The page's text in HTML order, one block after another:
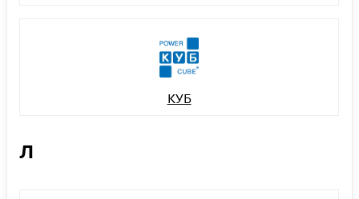
КУБ
Л